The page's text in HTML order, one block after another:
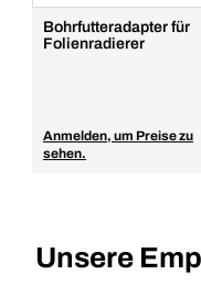
Bohrfutteradapter für
Folienradierer
Anmelden, um Preise zu
sehen.
Unsere